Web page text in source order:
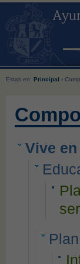
Estas en: Principal ›
Vive en